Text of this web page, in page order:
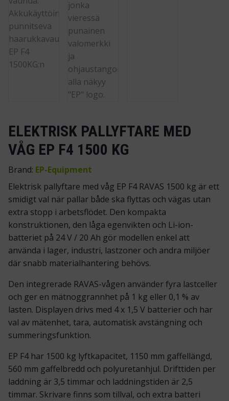
ELEKTRISK PALLYFTARE MED
VÅG EP F4 1500 KG
Brand: EP-Equipment
Elektrisk pallyftare med våg EP F4 RAVAS 1500 kg är ett
smidigt val när pallar både ska flyttas och vägas utan
extra stopp i arbetsflödet. Den kompakta
konstruktionen, den låga egenvikten och Li-ion-
batteriet på 24 V / 20 Ah gör modellen enkel att
använda i lager, industri, lastzoner och andra miljöer
där snabb materialhantering behövs.
Den integrerade RAVAS-vågen använder fyra lastceller
och ger en mätnoggrannhet på 1 kg eller 0,1 % av
lasten. Displayen drivs med 4 x 1,5 V batterier och har
val av mätenhet, tara, automatisk avstängning och
summeringsfunktion.
EP F4 har 1500 kg lyftkapacitet, 1150 mm gaffellängd,
560 mm gaffelbredd och polyuretanhjul. Drifttiden per
laddning är 3,5 timmar och laddningstiden är 2,5
timmar. Skrivare finns som tillval, och extra batteri